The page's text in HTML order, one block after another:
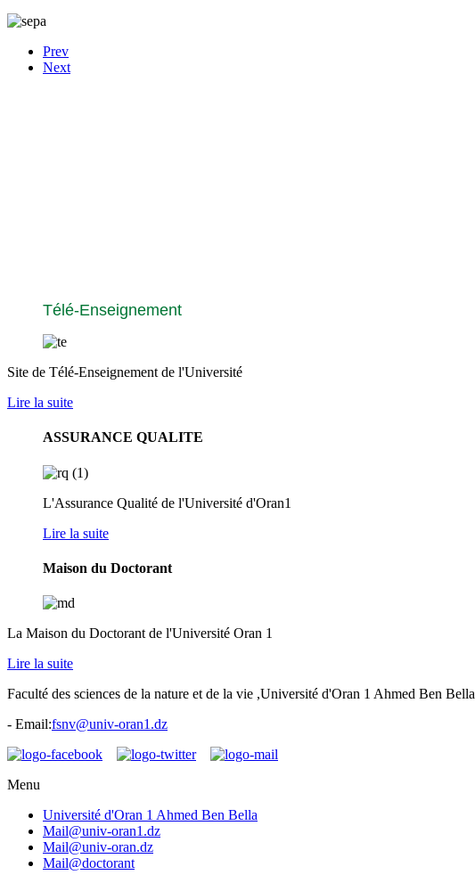
Prev
Next
Télé-Enseignement
Site de Télé-Enseignement de l'Université
Lire la suite
ASSURANCE QUALITE
L'Assurance Qualité de l'Université d'Oran1
Lire la suite
Maison du Doctorant
La Maison du Doctorant de l'Université Oran 1
Lire la suite
Faculté des sciences de la nature et de la vie ,Université d'Oran 1 Ahmed Ben Bella
- Email:fsnv@univ-oran1.dz
Menu
Université d'Oran 1 Ahmed Ben Bella
Mail@univ-oran1.dz
Mail@univ-oran.dz
Mail@doctorant